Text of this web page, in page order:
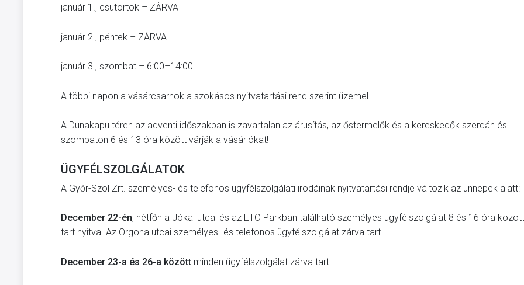
január 1., csütörtök – ZÁRVA
január 2., péntek – ZÁRVA
január 3., szombat – 6:00–14:00
A többi napon a vásárcsarnok a szokásos nyitvatartási rend szerint üzemel.
A Dunakapu téren az adventi időszakban is zavartalan az árusítás, az őstermelők és a kereskedők szerdán és
szombaton 6 és 13 óra között várják a vásárlókat!
ÜGYFÉLSZOLGÁLATOK
A Győr-Szol Zrt. személyes- és telefonos ügyfélszolgálati irodáinak nyitvatartási rendje változik az ünnepek alatt:
December 22-én, hétfőn a Jókai utcai és az ETO Parkban található személyes ügyfélszolgálat 8 és 16 óra között
tart nyitva. Az Orgona utcai személyes- és telefonos ügyfélszolgálat zárva tart.
December 23-a és 26-a között minden ügyfélszolgálat zárva tart.